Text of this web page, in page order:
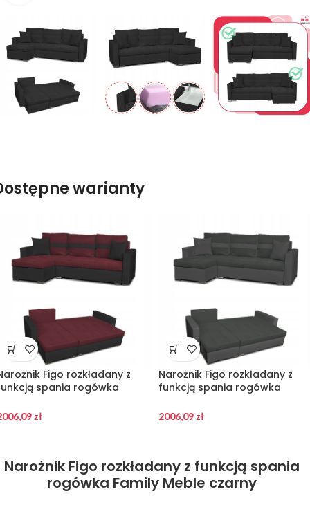
warianty
Figo rozkładany z
spania rogówka
zł
Narożnik Figo rozkładany z
funkcją spania rogówka
2006,09 zł
Narożnik Figo rozkładany z funkcją spania
rogówka Family Meble czarny